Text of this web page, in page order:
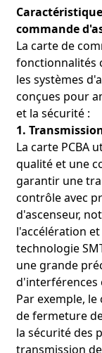
commande
La carte de
fonctionnalités
les systèmes
conçues pour
et la sécurité :
1.
La carte PCBA
qualité et une
garantir une
contrôle avec
d'ascenseur,
l'accélération
technologie
une grande
d'interférences
Par exemple,
de fermeture
la sécurité des
transmission
compromettre